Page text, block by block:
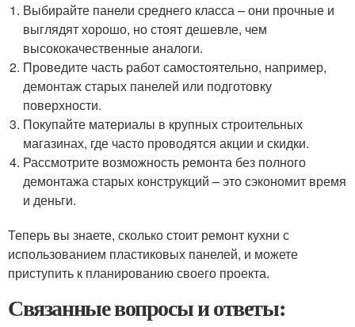
Выбирайте панели среднего класса – они прочные и
выглядят хорошо, но стоят дешевле, чем
высококачественные аналоги.
Проведите часть работ самостоятельно, например,
демонтаж старых панелей или подготовку
поверхности.
Покупайте материалы в крупных строительных
магазинах, где часто проводятся акции и скидки.
Рассмотрите возможность ремонта без полного
демонтажа старых конструкций – это сэкономит время
и деньги.
Теперь вы знаете, сколько стоит ремонт кухни с
использованием пластиковых панелей, и можете
приступить к планированию своего проекта.
Связанные вопросы и ответы: